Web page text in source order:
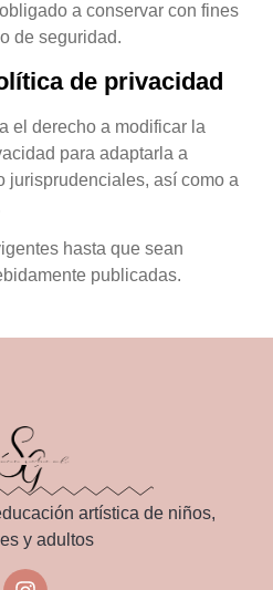
a conservar con fines
de seguridad.
de privacidad
el derecho a modificar la
para adaptarla a
jurisprudenciales, así como a
hasta que sean
publicadas.
artística de niños,
y adultos